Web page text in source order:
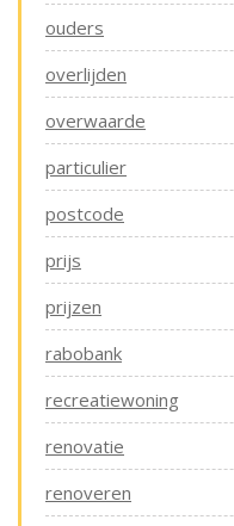
ouders
overlijden
overwaarde
particulier
postcode
prijs
prijzen
rabobank
recreatiewoning
renovatie
renoveren